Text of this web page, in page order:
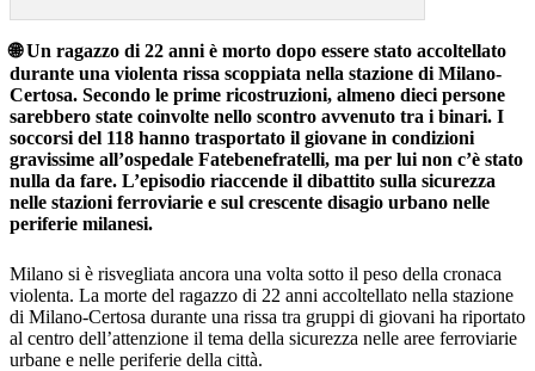
🌐 Un ragazzo di 22 anni è morto dopo essere stato accoltellato
durante una violenta rissa scoppiata nella stazione di Milano-
Certosa. Secondo le prime ricostruzioni, almeno dieci persone
sarebbero state coinvolte nello scontro avvenuto tra i binari. I
soccorsi del 118 hanno trasportato il giovane in condizioni
gravissime all’ospedale Fatebenefratelli, ma per lui non c’è stato
nulla da fare. L’episodio riaccende il dibattito sulla sicurezza
nelle stazioni ferroviarie e sul crescente disagio urbano nelle
periferie milanesi.
Milano si è risvegliata ancora una volta sotto il peso della cronaca
violenta. La morte del ragazzo di 22 anni accoltellato nella stazione
di Milano-Certosa durante una rissa tra gruppi di giovani ha riportato
al centro dell’attenzione il tema della sicurezza nelle aree ferroviarie
urbane e nelle periferie della città.